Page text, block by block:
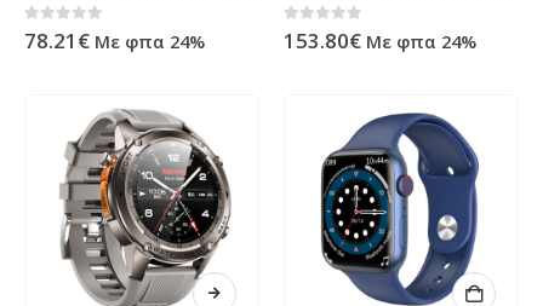
0out of 5
78.21 € Με φπα 24% 0 out of 5
153.80€ Με φπα 24%